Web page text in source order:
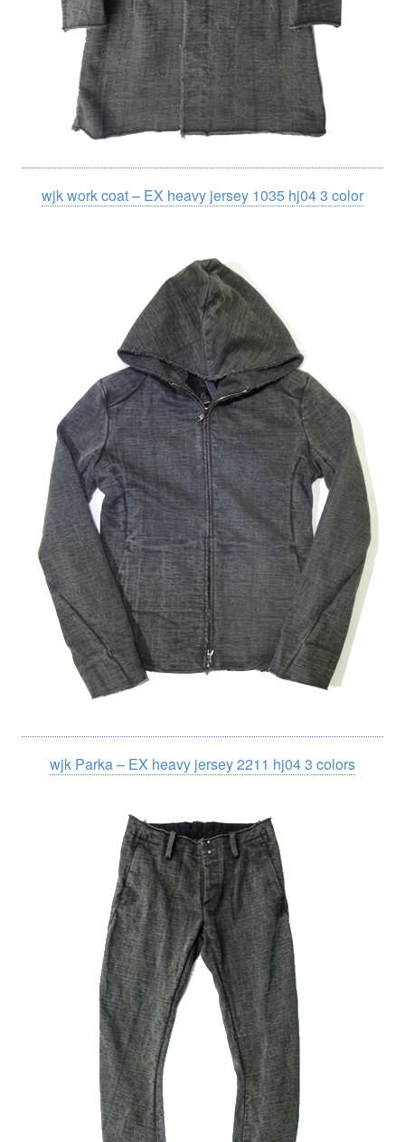
wjk work coat – EX heavy jersey 1035 hj04 3 color
wjk Parka – EX heavy jersey 2211 hj04 3 colors